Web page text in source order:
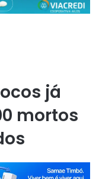
já
mortos